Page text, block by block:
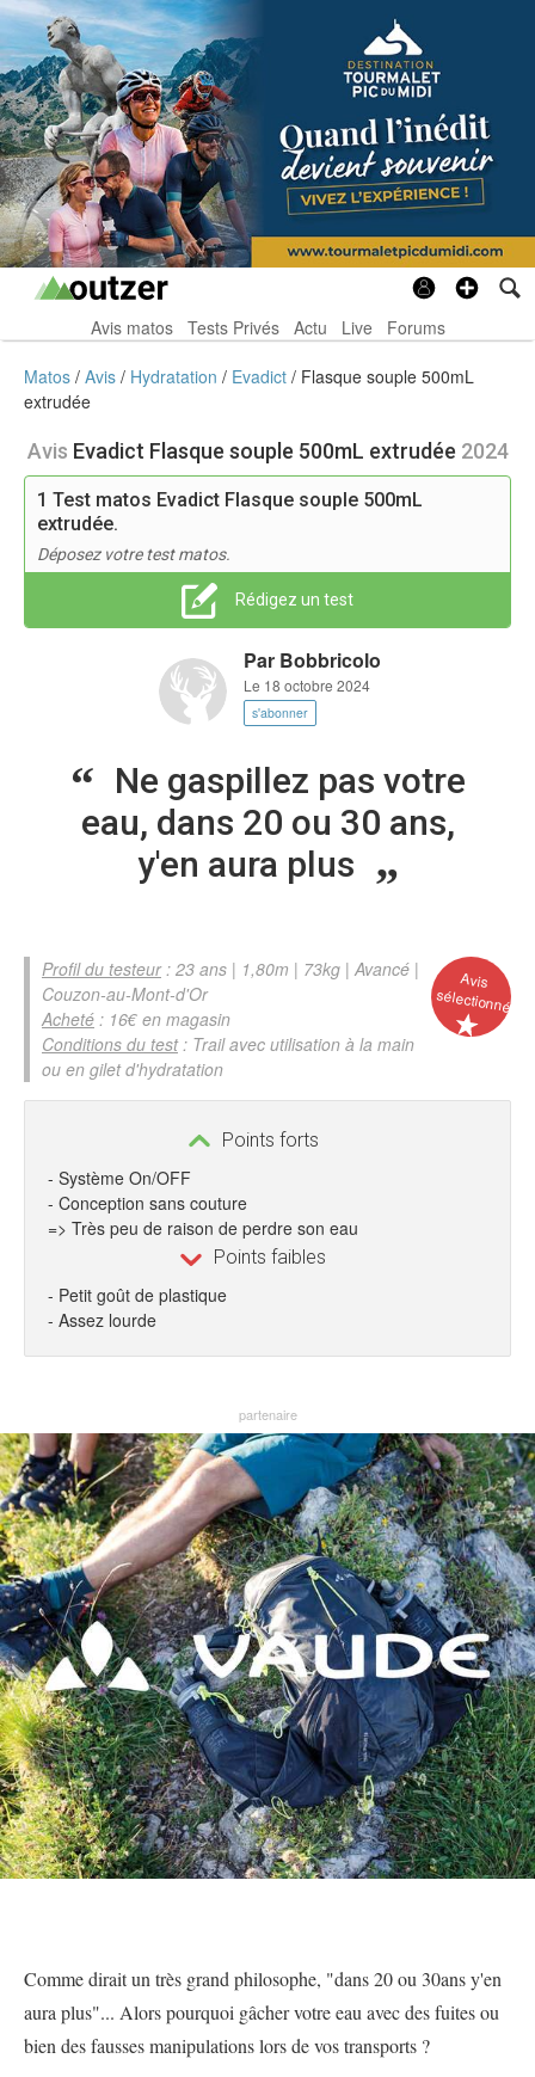
Avis matos Tests Privés Actu Live Forums
Matos Avis Hydratation Evadict
Flasque souple 500mL
extrudée
Avis Evadict Flasque souple 500mL extrudée 2024
1 Test matos Evadict Flasque souple 500mL
extrudée.
Déposez votre test matos.
Rédigez un test
Par Bobbricolo
Le 18 octobre 2024
s'abonner
Ne gaspillez pas votre
eau, dans 20 ou 30 ans,
y'en aura plus
Avis
sélectionné
Profil du testeur: 23 ans | 1,80m | 73kg | Avancé |
Couzon-au-Mont-d'Or
Acheté : 16€ en magasin
Conditions du test: Trail avec utilisation à la main
ou en gilet d'hydratation
Points forts
- Système On/OFF
- Conception sans couture
=> Très peu de raison de perdre son eau
Points faibles
- Petit goût de plastique
- Assez lourde
Comme dirait un très grand philosophe, "dans 20 ou 30ans y'en
aura plus"... Alors pourquoi gâcher votre eau avec des fuites ou
bien des fausses manipulations lors de vos transports ?